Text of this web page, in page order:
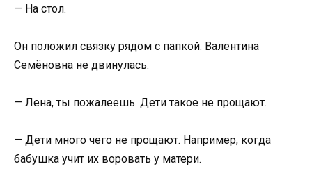
— На стол.
Он положил связку рядом с папкой. Валентина
Семёновна не двинулась.
— Лена, ты пожалеешь. Дети такое не прощают.
— Дети много чего не прощают. Например, когда
бабушка учит их воровать у матери.